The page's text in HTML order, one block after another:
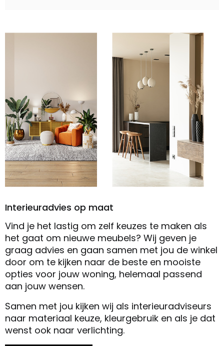
Interieuradvies op maat
Vind je het lastig om zelf keuzes te maken als
het gaat om nieuwe meubels? Wij geven je
graag advies en gaan samen met jou de winkel
door om te kijken naar de beste en mooiste
opties voor jouw woning, helemaal passend
aan jouw wensen.
Samen met jou kijken wij als interieuradviseurs
naar materiaal keuze, kleurgebruik en als je dat
wenst ook naar verlichting.